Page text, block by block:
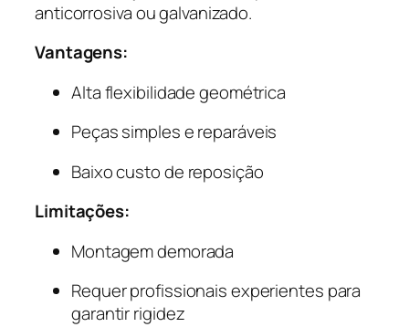
anticorrosiva ou galvanizado.
Vantagens:
Alta flexibilidade geométrica
Peças simples e reparáveis
Baixo custo de reposição
Limitações:
Montagem demorada
Requer profissionais experientes para
garantir rigidez